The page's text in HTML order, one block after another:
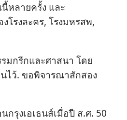
หลาย​ครั้ง และ​
โรง​ละคร, โรง​มหรสพ,
ม​กรีก​และ​ศาสนา โดย​
ไว้. ขอ​พิจารณา​สัก​สอง​
รุง​เอเธนส์​เมื่อ​ปี ส.ศ. 50